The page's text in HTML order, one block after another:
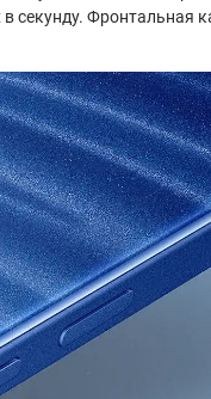
секунду. Фронтальная